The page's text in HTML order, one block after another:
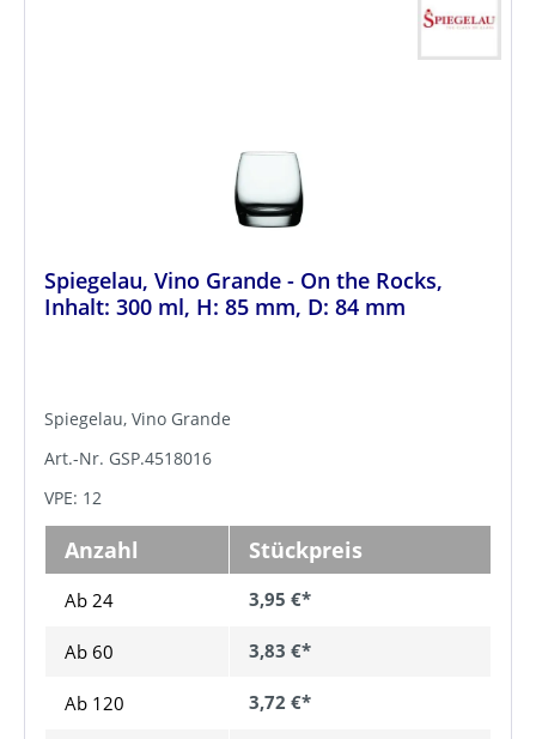
Spiegelau, Vino Grande - On the Rocks,
Inhalt: 300 ml, H: 85 mm, D: 84 mm
Spiegelau, Vino Grande
Art.-Nr. GSP.4518016
VPE: 12
Anzahl Stückpreis
Ab 24 3,95 €*
Ab 60 3,83 €*
Ab 120 3,72 €*